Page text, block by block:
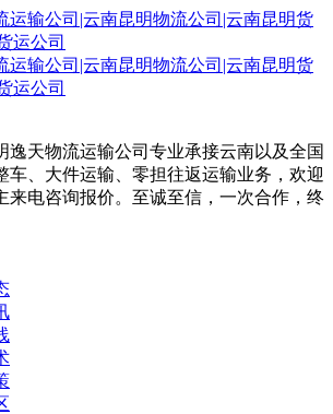
逸天物流运输公司专业承接云南以及全国
车、大件运输、零担往返运输业务，欢迎
来电咨询报价。至诚至信，一次合作，终